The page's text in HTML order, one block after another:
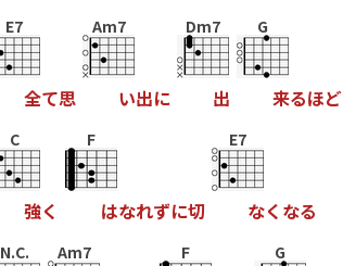
E7
全て思
Am7
い出に
Dm7
出
G
来るほど
C
強く
F
はなれずに切
E7
なく なる
N.C. Am7 F G